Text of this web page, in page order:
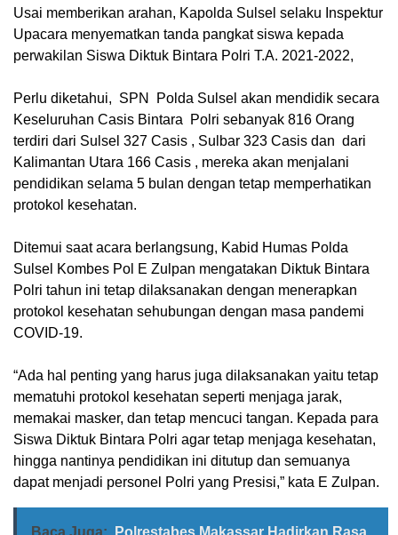
Usai memberikan arahan, Kapolda Sulsel selaku Inspektur
Upacara menyematkan tanda pangkat siswa kepada
perwakilan Siswa Diktuk Bintara Polri T.A. 2021-2022,
Perlu diketahui, SPN Polda Sulsel akan mendidik secara
Keseluruhan Casis Bintara Polri sebanyak 816 Orang
terdiri dari Sulsel 327 Casis , Sulbar 323 Casis dan dari
Kalimantan Utara 166 Casis , mereka akan menjalani
pendidikan selama 5 bulan dengan tetap memperhatikan
protokol kesehatan.
Ditemui saat acara berlangsung, Kabid Humas Polda
Sulsel Kombes Pol E Zulpan mengatakan Diktuk Bintara
Polri tahun ini tetap dilaksanakan dengan menerapkan
protokol kesehatan sehubungan dengan masa pandemi
COVID-19.
“Ada hal penting yang harus juga dilaksanakan yaitu tetap
mematuhi protokol kesehatan seperti menjaga jarak,
memakai masker, dan tetap mencuci tangan. Kepada para
Siswa Diktuk Bintara Polri agar tetap menjaga kesehatan,
hingga nantinya pendidikan ini ditutup dan semuanya
dapat menjadi personel Polri yang Presisi,” kata E Zulpan.
Baca Juga:
Polrestabes Makassar Hadirkan Rasa